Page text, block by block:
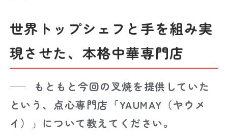
世界トップシェフと手を組み実
現させた、本格中華専門店
もともと今回の叉焼を提供していた
という、点心専門店「​​YAUMAY（ヤウメ
イ）」について教えてください。